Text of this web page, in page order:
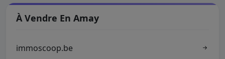
À Vendre En Amay
immoscoop.be